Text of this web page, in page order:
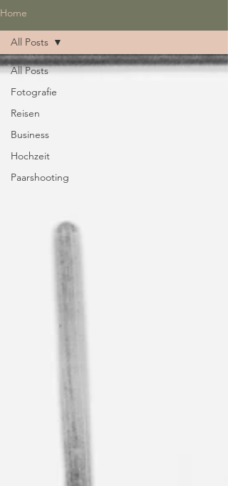
Home
All Posts
Fotografie
Reisen
Business
Hochzeit
Paarshooting
All Posts